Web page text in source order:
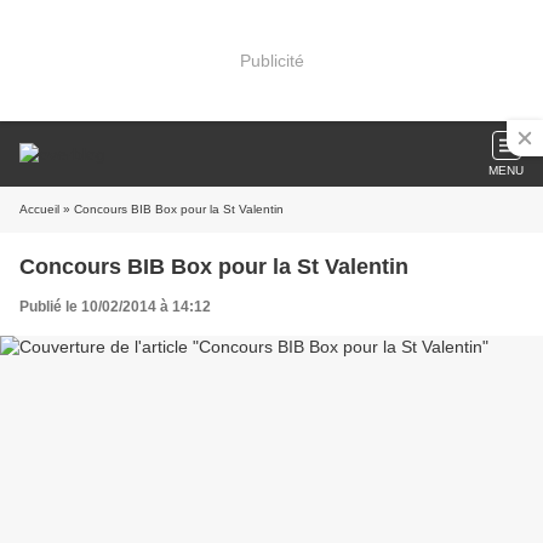
Publicité
MENU
Accueil » Concours BIB Box pour la St Valentin
Concours BIB Box pour la St Valentin
Publié le 10/02/2014 à 14:12